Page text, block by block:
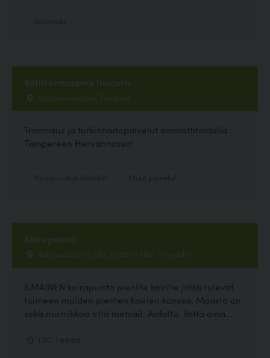
Kotitrimmaamo Inucorn
Kotkansiivenkatu, Tampere
Trimmaus ja turkinhoitopalvelut ammattitaidolla
Tampereen Hervannassa!
Koirapuisto
Valkeaviidantie 260, 31380 LETKU, Tammela
ILMAINEN koirapuisto pienille koirille jotka tulevat
toimeen muiden pienten koirien kanssa. Maasto on
sekä nurmikkoa että metsää. Aidattu. Vettä aina...